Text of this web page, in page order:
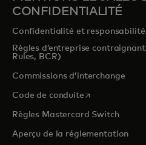
CONFIDENTIALITÉ
Confidentialité et responsabilité
Règles d’entreprise
Rules, BCR)
Commissions d’interchange
Code de conduites’ouvre dans
Règles Mastercard Switch
Aperçu de la réglementation